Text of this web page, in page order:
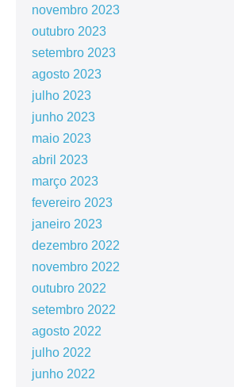
novembro 2023
outubro 2023
setembro 2023
agosto 2023
julho 2023
junho 2023
maio 2023
abril 2023
março 2023
fevereiro 2023
janeiro 2023
dezembro 2022
novembro 2022
outubro 2022
setembro 2022
agosto 2022
julho 2022
junho 2022